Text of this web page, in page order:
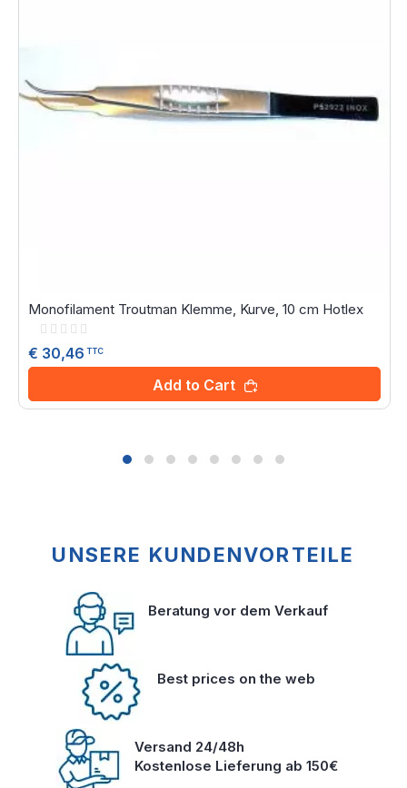
Monofilament Troutman Klemme, Kurve, 10 cm Hotlex
Rating:
€ 30,46 TTC
Add to Cart
UNSERE KUNDENVORTEILE
Beratung vor dem Verkauf
Best prices on the web
Versand 24/48h
Kostenlose Lieferung ab 150€